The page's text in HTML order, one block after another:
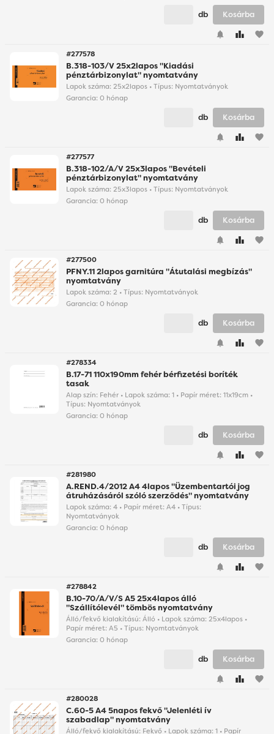
favorite
db Kosárba
#277578
B.318-103/V 25x2lapos "Kiadási
pénztárbizonylat" nyomtatvány
Lapok száma: 25x2lapos • Típus: Nyomtatványok
Garancia: 0 hónap
favorite
db Kosárba
#277577
B.318-102/A/V 25x3lapos "Bevételi
pénztárbizonylat" nyomtatvány
Lapok száma: 25x3lapos • Típus: Nyomtatványok
Garancia: 0 hónap
favorite
db Kosárba
#277500
PFNY.11 2lapos garnitúra "Átutalási megbízás"
nyomtatvány
Lapok száma: 2 • Típus: Nyomtatványok
Garancia: 0 hónap
favorite
db Kosárba
#278334
B.17-71 110x190mm fehér bérfizetési boríték
tasak
Alap szín: Fehér • Lapok száma: 1 • Papír méret: 11x19cm •
Típus: Nyomtatványok
Garancia: 0 hónap
favorite
db Kosárba
#281980
A.REND.4/2012 A4 4lapos "Üzembentartói jog
átruházásáról szóló szerződés" nyomtatvány
Lapok száma: 4 • Papír méret: A4 • Típus:
Nyomtatványok
Garancia: 0 hónap
favorite
db Kosárba
#278842
B.10-70/A/V/S A5 25x4lapos álló
"Szállítólevél" tömbös nyomtatvány
Álló/fekvő kialakítású: Álló • Lapok száma: 25x4lapos •
Papír méret: A5 • Típus: Nyomtatványok
Garancia: 0 hónap
favorite
db Kosárba
#280028
C.60-5 A4 5napos fekvő "Jelenléti ív
szabadlap" nyomtatvány
Álló/fekvő kialakítású: Fekvő • Lapok száma: 1 • Papír